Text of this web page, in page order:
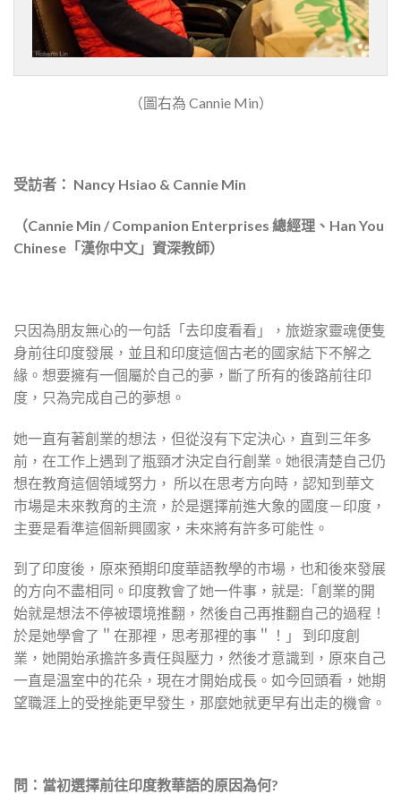
（圖右為 Cannie Min）
受訪者： Nancy Hsiao & Cannie Min
（Cannie Min / Companion Enterprises 總經理、Han You
Chinese「漢你中文」資深教師）
只因為朋友無心的一句話「去印度看看」，旅遊家靈魂便隻
身前往印度發展，並且和印度這個古老的國家結下不解之
緣。想要擁有一個屬於自己的夢，斷了所有的後路前往印
度，只為完成自己的夢想。
她一直有著創業的想法，但從沒有下定決心，直到三年多
前，在工作上遇到了瓶頸才決定自行創業。她很清楚自己仍
想在教育這個領域努力， 所以在思考方向時，認知到華文
市場是未來教育的主流，於是選擇前進大象的國度－印度，
主要是看準這個新興國家，未來將有許多可能性。
到了印度後，原來預期印度華語教學的市場，也和後來發展
的方向不盡相同。印度教會了她一件事，就是:「創業的開
始就是想法不停被環境推翻，然後自己再推翻自己的過程！
於是她學會了＂在那裡，思考那裡的事＂！」 到印度創
業，她開始承擔許多責任與壓力，然後才意識到，原來自己
一直是溫室中的花朵，現在才開始成長。如今回頭看，她期
望職涯上的受挫能更早發生，那麼她就更早有出走的機會。
問：當初選擇前往印度教華語的原因為何?